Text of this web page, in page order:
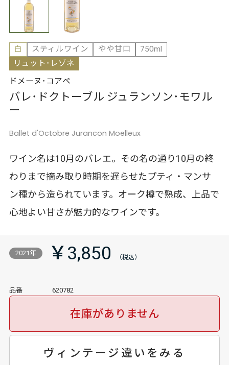
白 スティルワイン やや甘口
750ml
リュット･レゾネ
ドメーヌ･コアペ
バレ･ドクトーブル ジュランソン･モワル
ー
Ballet d'Octobre Jurancon Moelleux
ワイン名は10月のバレエ。その名の通り10月の終
わりまで摘み取り時期を遅らせたプティ・マンサ
ン種から造られています。オーク樽で熟成、上品で
心地よい甘さが魅力的なワインです。
2021年 ￥3,850
品番 620782
在庫がありません
ヴィンテージ違いをみる